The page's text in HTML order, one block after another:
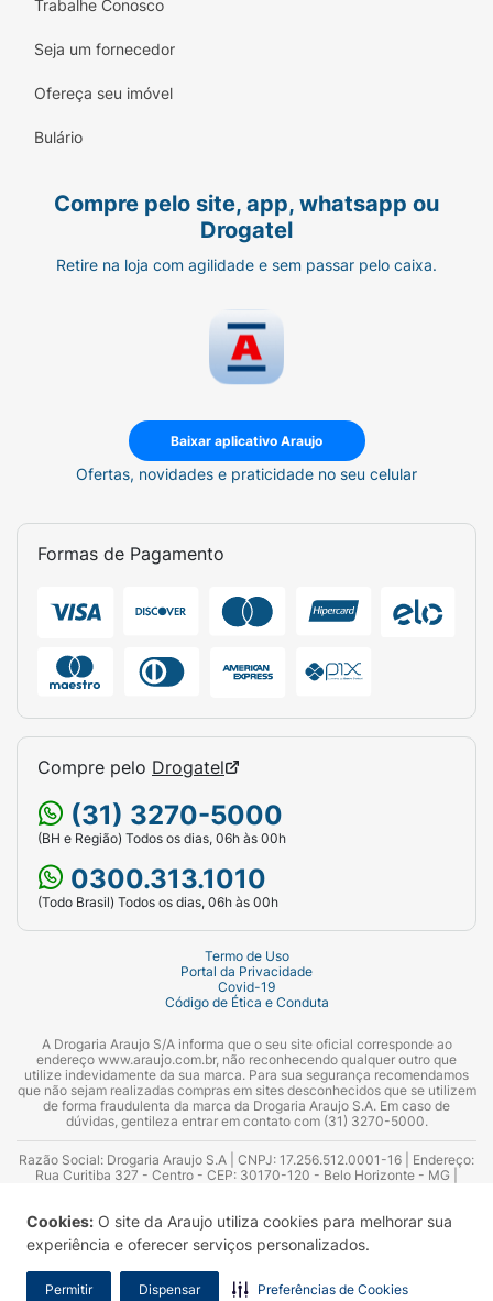
Cookies: O site da Araujo utiliza cookies para melhorar sua
experiência e oferecer serviços personalizados.
Permitir Dispensar Preferências de Cookies
Trabalhe Conosco
Seja um fornecedor
Ofereça seu imóvel
Bulário
Compre pelo site, app, whatsapp ou
Drogatel
Retire na loja com agilidade e sem passar pelo caixa.
Baixar aplicativo Araujo
Ofertas, novidades e praticidade no seu celular
Formas de Pagamento
Compre pelo Drogatel
(31) 3270-5000
(BH e Região) Todos os dias, 06h às 00h
0300.313.1010
(Todo Brasil) Todos os dias, 06h às 00h
Termo de Uso
Portal da Privacidade
Covid-19
Código de Ética e Conduta
A Drogaria Araujo S/A informa que o seu site oficial corresponde ao
endereço www.araujo.com.br, não reconhecendo qualquer outro que
utilize indevidamente da sua marca. Para sua segurança recomendamos
que não sejam realizadas compras em sites desconhecidos que se utilizem
de forma fraudulenta da marca da Drogaria Araujo S.A. Em caso de
dúvidas, gentileza entrar em contato com (31) 3270-5000.
Razão Social: Drogaria Araujo S.A | CNPJ: 17.256.512.0001-16 | Endereço:
Rua Curitiba 327 - Centro - CEP: 30170-120 - Belo Horizonte - MG |
Azevedo Guimarães – CRF 10.965 | Yasmin Silva Alvarenga – CRF 52.584 -
Consultor substituto: Thiago Aguiar Pinheiro - CRF Nº 13.748. Alvará
Sanitário: 2025020713 | Autorização de Funcionamento da Empresa (AFE):